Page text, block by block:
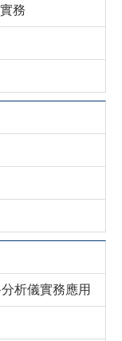
務
析儀實務應用